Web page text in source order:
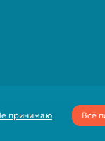
принимаю Всё